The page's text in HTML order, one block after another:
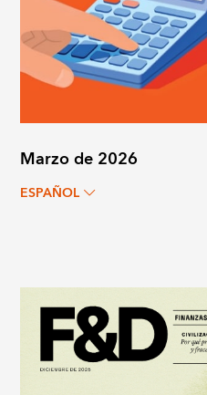
Marzo de 2026
ESPAÑOL